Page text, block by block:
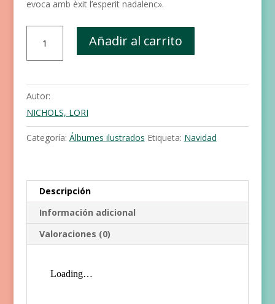
evoca amb èxit l’esperit nadalenc».
la
i
l'arbre
de
Nadal
cantidad
Añadir al carrito
Autor:
NICHOLS, LORI
Categoría: Álbumes ilustrados Etiqueta: Navidad
Descripción
Información adicional
Valoraciones (0)